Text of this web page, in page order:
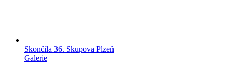
Skončila 36. Skupova Plzeň
Galerie